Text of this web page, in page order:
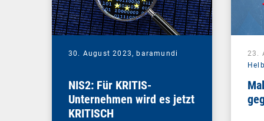
30. August 2023, baramundi
NIS2: Für KRITIS-
Unternehmen wird es jetzt
KRITISCH
23.